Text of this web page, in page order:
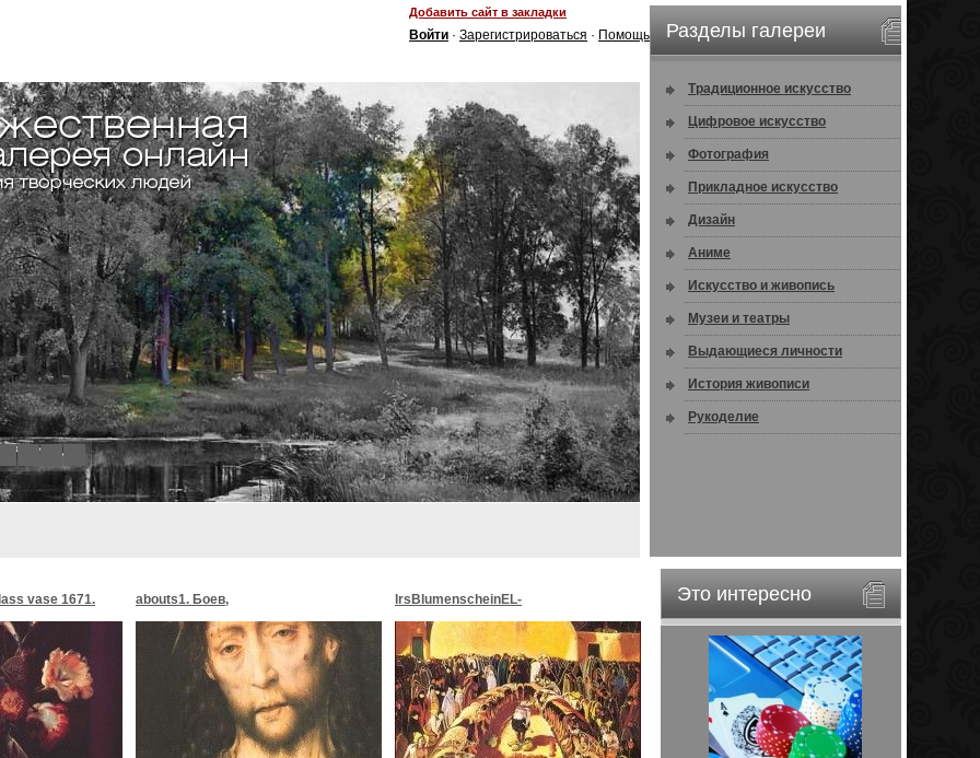
Добавить сайт в закладки
Войти · Зарегистрироваться · Помощь
8
Разделы галереи
Традиционное искусство
Цифровое искусство
Фотография
Прикладное искусство
Дизайн
Аниме
Искусство и живопись
Музеи и театры
Выдающиеся личности
История живописи
Рукоделие
Это интересно
vase 1671. abouts1. Боев, lrsBlumenscheinEL-
MoonMorningstar&EveStar.
Blumenschein,